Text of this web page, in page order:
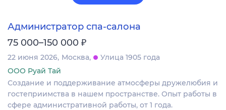
Администратор спа-салона
75 000–150 000 ₽
22 июня 2026 Москва
Улица 1905 года
ООО Руай Тай
Создание и поддерживание атмосферы дружелюбия и
гостеприимства в нашем пространстве. Опыт работы в
сфере административной работы, от 1 года.